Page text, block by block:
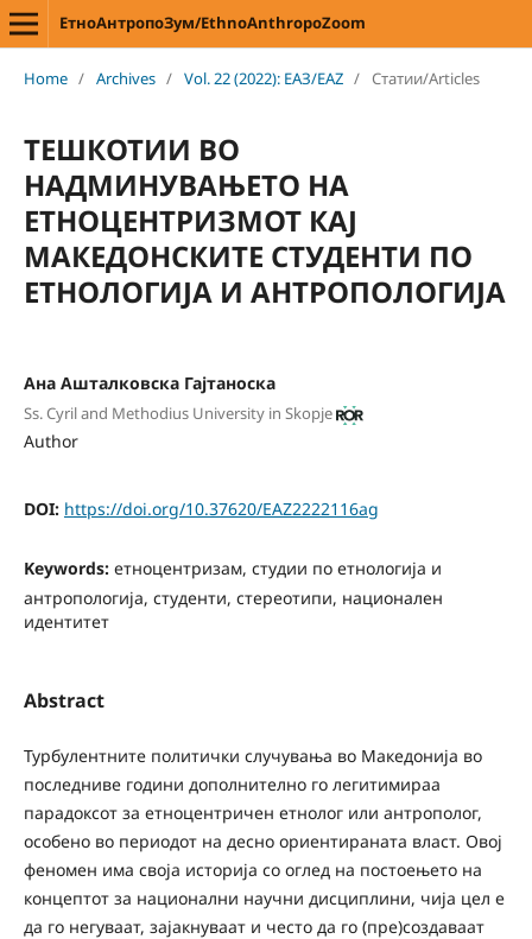
ЕтноАнтропоЗум/EthnoAnthropoZoom
Home / Archives / Vol. 22 (2022): ЕАЗ/EAZ / Статии/Articles
ТЕШКОТИИ ВО
НАДМИНУВАЊЕТО НА
ЕТНОЦЕНТРИЗМОТ КАЈ
МАКЕДОНСКИТЕ СТУДЕНТИ ПО
ЕТНОЛОГИЈА И АНТРОПОЛОГИЈА
Ана Ашталковска Гајтаноска
Ss. Cyril and Methodius University in Skopje
Author
DOI: https://doi.org/10.37620/EAZ2222116ag
Keywords: етноцентризам, студии по етнологија и
антропологија, студенти, стереотипи, национален
идентитет
Abstract
Турбулентните политички случувања во Македонија во
последниве години дополнително го легитимираа
парадоксот за етноцентричен етнолог или антрополог,
особено во периодот на десно ориентираната власт. Овој
феномен има своја историја со оглед на постоењето на
концептот за национални научни дисциплини, чија цел е
да го негуваат, зајакнуваат и често да го (пре)создаваат